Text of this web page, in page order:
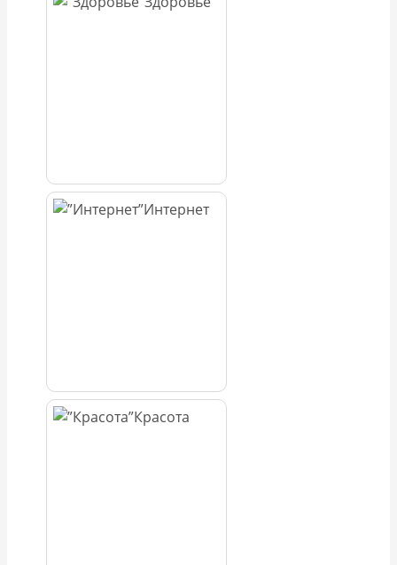
Интернет
Красота